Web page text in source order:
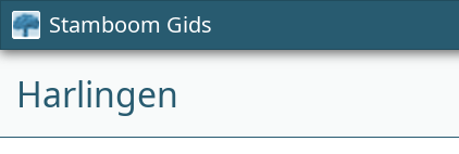
Stamboom Gids
Harlingen